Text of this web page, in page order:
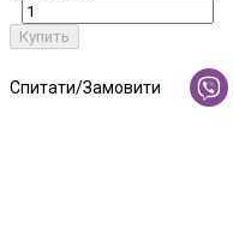
Купить
Спитати/Замовити